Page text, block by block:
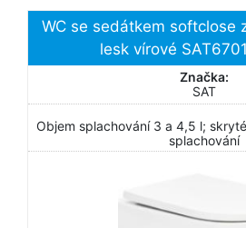
WC se sedátkem softclose
lesk vírové
Značka:
SAT
Objem splachování 3 a 4,5 l;
splachování